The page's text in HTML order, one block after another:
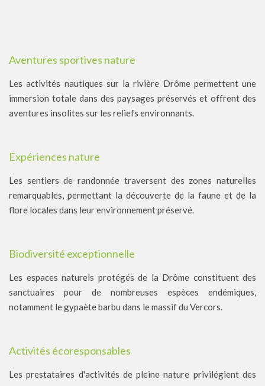
Aventures sportives nature
Les activités nautiques sur la rivière Drôme permettent une
immersion totale dans des paysages préservés et offrent des
aventures insolites sur les reliefs environnants.
Expériences nature
Les sentiers de randonnée traversent des zones naturelles
remarquables, permettant la découverte de la faune et de la
flore locales dans leur environnement préservé.
Biodiversité exceptionnelle
Les espaces naturels protégés de la Drôme constituent des
sanctuaires pour de nombreuses espèces endémiques,
notamment le gypaète barbu dans le massif du Vercors.
Activités écoresponsables
Les prestataires d'activités de pleine nature privilégient des